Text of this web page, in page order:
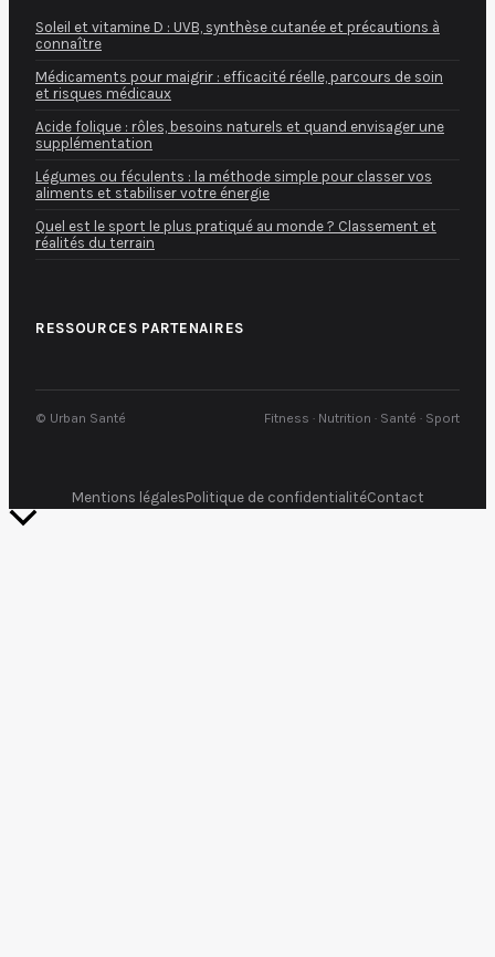
Soleil et vitamine D : UVB, synthèse cutanée et précautions à
connaître
Médicaments pour maigrir : efficacité réelle, parcours de soin
et risques médicaux
Acide folique : rôles, besoins naturels et quand envisager une
supplémentation
Légumes ou féculents : la méthode simple pour classer vos
aliments et stabiliser votre énergie
Quel est le sport le plus pratiqué au monde ? Classement et
réalités du terrain
RESSOURCES PARTENAIRES
© Urban Santé Fitness · Nutrition · Santé · Sport
Mentions légalesPolitique de confidentialitéContact